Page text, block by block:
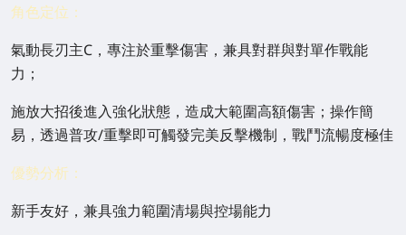
角色定位：
氣動長刃主C，專注於重擊傷害，兼具對群與對單作戰能
力；
施放大招後進入強化狀態，造成大範圍高額傷害；操作簡
易，透過普攻/重擊即可觸發完美反擊機制，戰鬥流暢度極佳
優勢分析：
新手友好，兼具強力範圍清場與控場能力